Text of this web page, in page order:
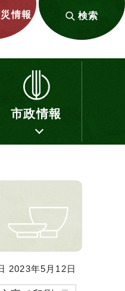
情報 検索
市政情報
2023年5月12日